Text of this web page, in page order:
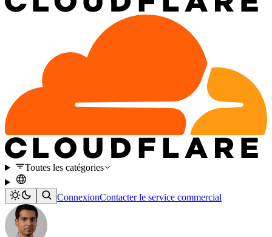
Toutes les catégories
ConnexionContacter le service commercial